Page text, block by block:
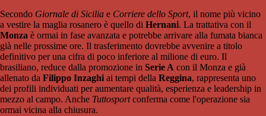
Secondo Giornale di Sicilia e Corriere dello Sport, il nome più vicino
a vestire la maglia rosanero è quello di Hernani. La trattativa con il
Monza è ormai in fase avanzata e potrebbe arrivare alla fumata bianca
già nelle prossime ore. Il trasferimento dovrebbe avvenire a titolo
definitivo per una cifra di poco inferiore al milione di euro. Il
brasiliano, reduce dalla promozione in Serie A con il Monza e già
allenato da Filippo Inzaghi ai tempi della Reggina, rappresenta uno
dei profili individuati per aumentare qualità, esperienza e leadership in
mezzo al campo. Anche Tuttosportconferma come l'operazione sia
ormai vicina alla chiusura.